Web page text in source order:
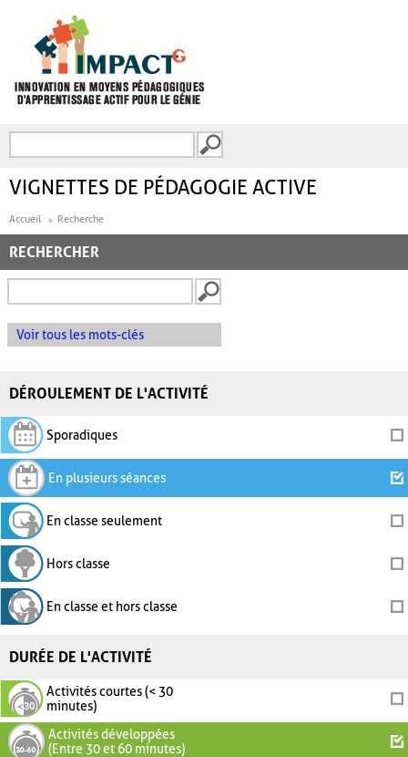
FORMULAIRE DE
VIGNETTES DE PÉDAGOGIE ACTIVE
Accueil Recherche
RECHERCHER
Voir tous les mots-clés
DÉROULEMENT DE L'ACTIVITÉ
Sporadiques
En plusieurs séances
En classe seulement
Hors classe
En classe et hors classe
DURÉE DE L'ACTIVITÉ
Activités courtes (< 30
minutes)
Activités développées
(Entre 30 et 60 minutes)